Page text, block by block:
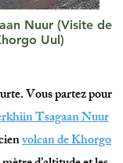
Nuur (Visite de
Uul)
Vous partez pour
Tsagaan Nuur
volcan de Khorgo